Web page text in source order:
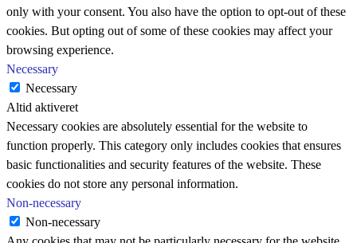
only with your consent. You also have the option to opt-out of these
cookies. But opting out of some of these cookies may affect your
browsing experience.
Necessary
Necessary
Altid aktiveret
Necessary cookies are absolutely essential for the website to
function properly. This category only includes cookies that ensures
basic functionalities and security features of the website. These
cookies do not store any personal information.
Non-necessary
Non-necessary